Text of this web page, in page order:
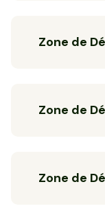
Zone de
Zone de
Zone de